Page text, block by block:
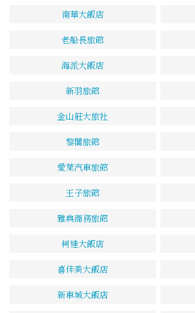
南華大飯店
老船長旅館
海派大飯店
新羽旅館
金山莊大旅社
黎閣旅館
愛萊汽車旅館
王子旅館
雅典商務旅館
柯達大飯店
喜佳美大飯店
新車城大飯店